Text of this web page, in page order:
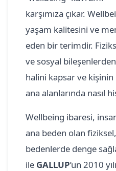
karşımıza çıkar.
yaşam kalitesini ve
eden bir terimdir.
ve sosyal
halini kapsar ve kişinin
ana alanlarında nasıl
Wellbeing ibaresi,
ana beden olan
bedenlerde denge
ile GALLUP’un 2010